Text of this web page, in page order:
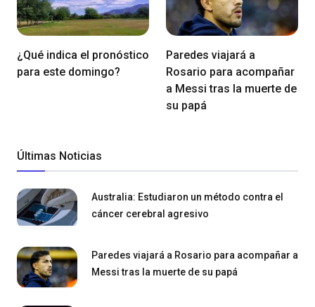
¿Qué indica el pronóstico
para este domingo?
Paredes viajará a
Rosario para acompañar
a Messi tras la muerte de
su papá
Últimas Noticias
Australia: Estudiaron un método contra el
cáncer cerebral agresivo
Paredes viajará a Rosario para acompañar a
Messi tras la muerte de su papá